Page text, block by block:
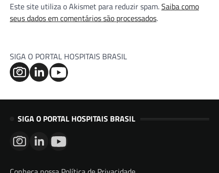
Este site utiliza o Akismet para reduzir spam.Saiba como
seus dados em comentários são processados.
SIGA O PORTAL HOSPITAIS BRASIL
SIGA O PORTAL HOSPITAIS BRASIL